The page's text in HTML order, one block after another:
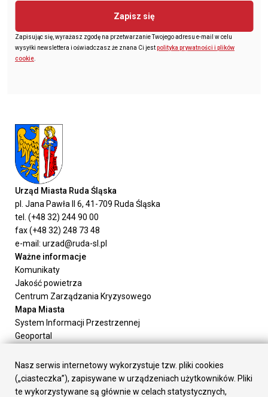
Zapisz się
Zapisując się, wyrażasz zgodę na przetwarzanie Twojego adresu e-mail w celu
wysyłki newslettera i oświadczasz że znana Ci jestpolityka prywatności i plików
cookie.
Urząd Miasta Ruda Śląska
pl. Jana Pawła II 6, 41-709 Ruda Śląska
tel. (+48 32) 244 90 00
fax (+48 32) 248 73 48
e-mail: urzad@ruda-sl.pl
Ważne informacje
Komunikaty
Jakość powietrza
Centrum Zarządzania Kryzysowego
Mapa Miasta
System Informacji Przestrzennej
Geoportal
Załatw sprawę
Prezydent Miasta
Rada Miasta
Nasz serwis internetowy wykorzystuje tzw. pliki cookies
(„ciasteczka”), zapisywane w urządzeniach użytkowników. Pliki
te wykorzystywane są głównie w celach statystycznych,